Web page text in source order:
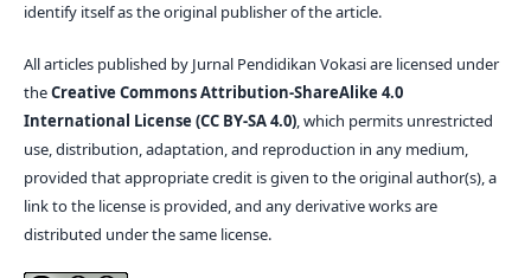
identify itself as the original publisher of the article.
All articles published by Jurnal Pendidikan Vokasi are licensed under
theCreative Commons Attribution-ShareAlike 4.0
International License (CC BY-SA 4.0), which permits unrestricted
use, distribution, adaptation, and reproduction in any medium,
provided that appropriate credit is given to the original author(s), a
link to the license is provided, and any derivative works are
distributed under the same license.